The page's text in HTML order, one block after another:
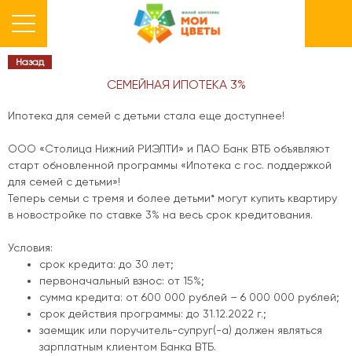
Назад
СЕМЕЙНАЯ ИПОТЕКА 3%
Ипотека для семей с детьми стала еще доступнее!
ООО «Столица Нижний РИЭЛТИ» и ПАО Банк ВТБ объявляют
старт обновленной программы «Ипотека с гос. поддержкой
для семей с детьми»!
Теперь семьи с тремя и более детьми* могут купить квартиру
в новостройке по ставке 3% на весь срок кредитования.
Условия:
срок кредита: до 30 лет;
первоначальный взнос: от 15%;
сумма кредита: от 600 000 рублей – 6 000 000 рублей;
срок действия программы: до 31.12.2022 г.;
заемщик или поручитель-супруг(-а) должен являться
зарплатным клиентом Банка ВТБ.